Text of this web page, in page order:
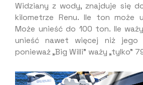
Widziany z wody, znajduje się
kilometrze Renu. Ile ton może
Może unieść do 100 ton. Ile
unieść nawet więcej niż jego
ponieważ „Big Willi” waży „tylko”